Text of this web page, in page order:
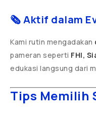
🗞️ Aktif dalam
Kami rutin mengadakan
pameran seperti FHI,
edukasi langsung dari
Tips Memilih